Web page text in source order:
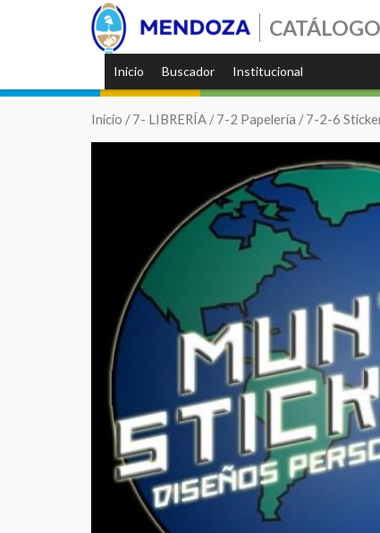
CATÁLOGO
Inicio Buscador Institucional
Inicio /7- LIBRERÍA /7-2 Papelería /7-2-6